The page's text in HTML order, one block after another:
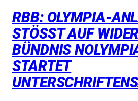
RBB: OLYMPIA-
STÖSST AUF
ÜNDNIS NOLYMPIA
TARTET U